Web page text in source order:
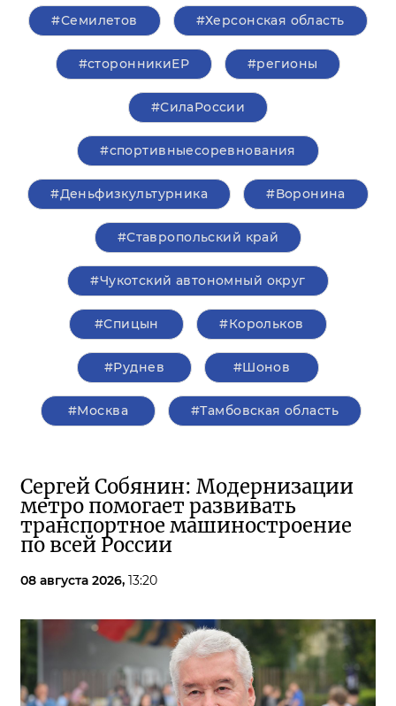
#Семилетов #Херсонская область
#сторонникиЕР #регионы
#СилаРоссии
#спортивныесоревнования
#Деньфизкультурника #Воронина
#Ставропольский край
#Чукотский автономный округ
#Спицын #Корольков
#Руднев #Шонов
#Москва #Тамбовская область
Сергей Собянин: Модернизации
метро помогает развивать
транспортное машиностроение
по всей России
08 августа 2026, 13:20